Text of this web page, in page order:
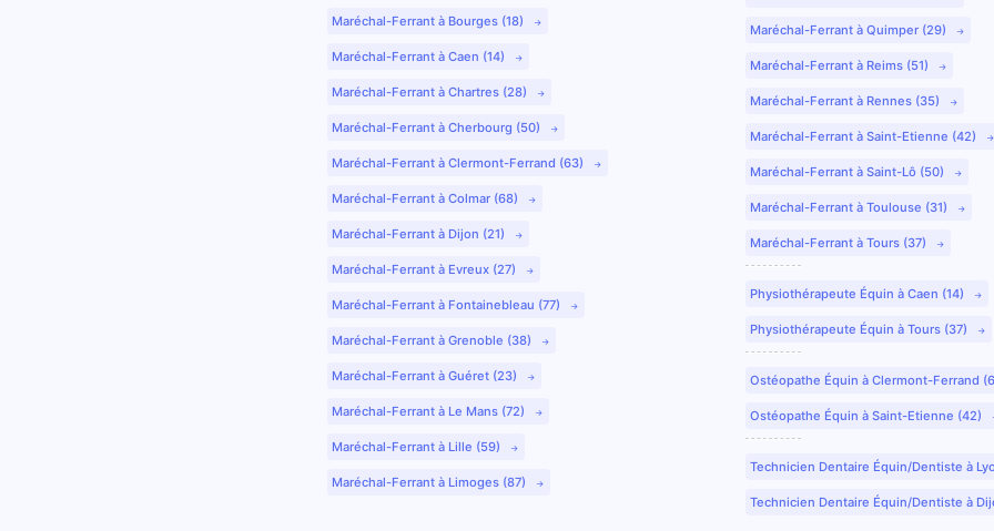
Maréchal-Ferrant à Bourges (18)
Maréchal-Ferrant à Caen (14)
Maréchal-Ferrant à Chartres (28)
Maréchal-Ferrant à Cherbourg (50)
Maréchal-Ferrant à Clermont-Ferrand (63)
Maréchal-Ferrant à Colmar (68)
Maréchal-Ferrant à Dijon (21)
Maréchal-Ferrant à Evreux (27)
Maréchal-Ferrant à Fontainebleau (77)
Maréchal-Ferrant à Grenoble (38)
Maréchal-Ferrant à Guéret (23)
Maréchal-Ferrant à Le Mans (72)
Maréchal-Ferrant à Lille (59)
Maréchal-Ferrant à Limoges (87)
Maréchal-Ferrant à Quimper (29)
Maréchal-Ferrant à Reims (51)
Maréchal-Ferrant à Rennes (35)
Maréchal-Ferrant à Saint-Etienne (42)
Maréchal-Ferrant à Saint-Lô (50)
Maréchal-Ferrant à Toulouse (31)
Maréchal-Ferrant à Tours (37)
Physiothérapeute Équin à Caen (14)
Physiothérapeute Équin à Tours (37)
Ostéopathe Équin à Clermont-Ferrand
Ostéopathe Équin à Saint-Etienne (42)
Technicien Dentaire Équin/Dentiste à
Technicien Dentaire Équin/Dentiste à